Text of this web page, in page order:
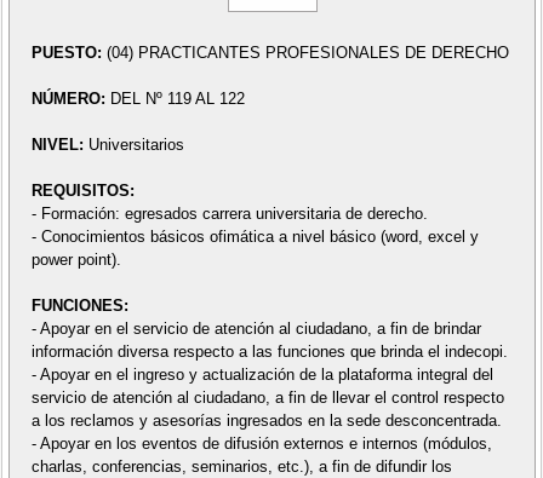
PUESTO: (04) PRACTICANTES PROFESIONALES DE DERECHO
NÚMERO: DEL Nº 119 AL 122
NIVEL: Universitarios
REQUISITOS:
- Formación: egresados carrera universitaria de derecho.
- Conocimientos básicos ofimática a nivel básico (word, excel y
power point).
FUNCIONES:
- Apoyar en el servicio de atención al ciudadano, a fin de brindar
información diversa respecto a las funciones que brinda el indecopi.
- Apoyar en el ingreso y actualización de la plataforma integral del
servicio de atención al ciudadano, a fin de llevar el control respecto
a los reclamos y asesorías ingresados en la sede desconcentrada.
- Apoyar en los eventos de difusión externos e internos (módulos,
charlas, conferencias, seminarios, etc.), a fin de difundir los